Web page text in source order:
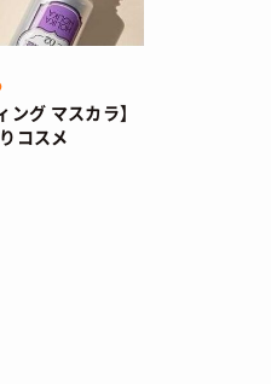
ング マスカラ】
コスメ